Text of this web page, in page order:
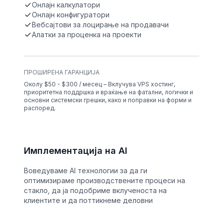
Онлајн калкулатори
Онлајн конфигуратори
Вебсајтови за лоцирање на продавачи
Алатки за проценка на проекти
ПРОШИРЕНА ГАРАНЦИЈА
Околу $50 - $300 / месец – Вклучува VPS хостинг,
приоритетна поддршка и враќање на фатални, логички и
основни системски грешки, како и поправки на форми и
распоред.
Имплементација на AI
Воведуваме AI технологии за да ги
оптимизираме производствените процеси на
стакло, да ја подобриме вклученоста на
клиентите и да поттикнеме деловни